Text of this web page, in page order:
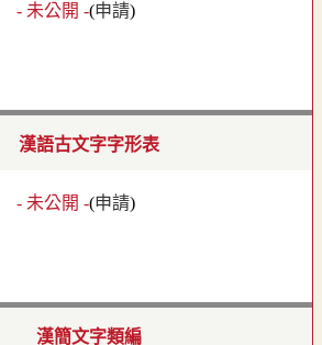
- 未公開 -(申請)
漢語古文字字形表
- 未公開 -(申請)
漢簡文字類編